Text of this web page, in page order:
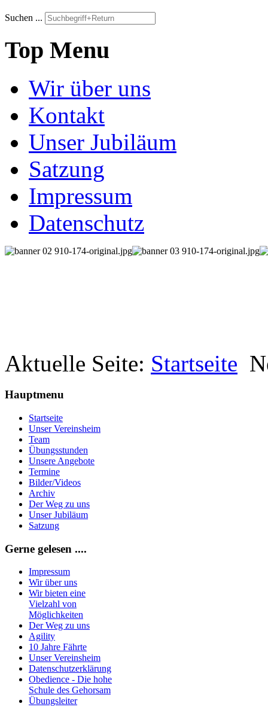
Suchen ...
Top Menu
Wir über uns
Kontakt
Unser Jubiläum
Satzung
Impressum
Datenschutz
Aktuelle Seite: Startseite
Hauptmenu
Startseite
Unser Vereinsheim
Team
Übungsstunden
Unsere Angebote
Termine
Bilder/Videos
Archiv
Der Weg zu uns
Unser Jubiläum
Satzung
Gerne gelesen ....
Impressum
Wir über uns
Wir bieten eine
Vielzahl von
Möglichkeiten
Der Weg zu uns
Agility
10 Jahre Fährte
Unser Vereinsheim
Datenschutzerklärung
Obedience - Die hohe
Schule des Gehorsam
Übungsleiter